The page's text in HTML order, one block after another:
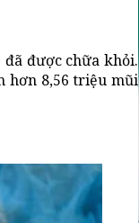
đã được chữa khỏi.
hơn 8,56 triệu mũi